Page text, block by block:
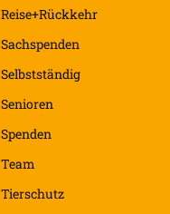
Reise+Rückkehr
Sachspenden
Selbstständig
Senioren
Spenden
Team
Tierschutz